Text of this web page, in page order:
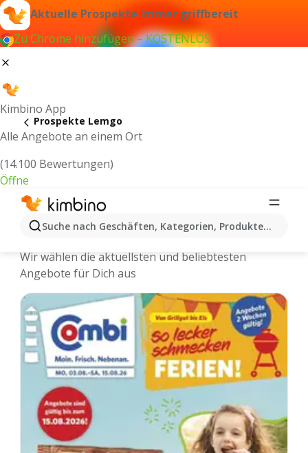
Aktuelle Prospekte immer griffbereit
Zu Chrome hinzufügen – KOSTENLOS
Kimbino App
Alle Angebote an einem Ort
(14.100 Bewertungen)
Öffne
Suche nach Geschäften, Kategorien, Produkten...
Prospekte Lemgo
Lemgo - Neuste Prospekte und
Wir wählen die aktuellsten und beliebtesten
Angebote für Dich aus